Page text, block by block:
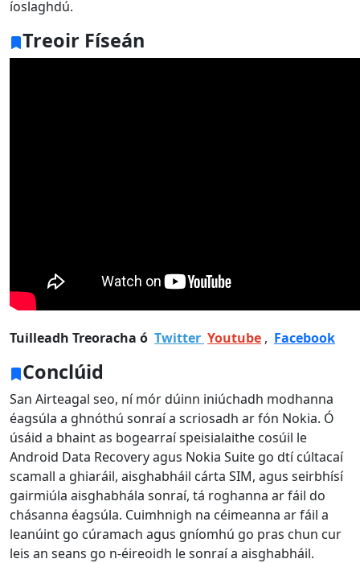
íoslaghdú.
Treoir Físeán
Tuilleadh Treoracha ó Twitter Youtube , Facebook
Conclúid
San Airteagal seo, ní mór dúinn iniúchadh modhanna
éagsúla a ghnóthú sonraí a scriosadh ar fón Nokia. Ó
úsáid a bhaint as bogearraí speisialaithe cosúil le
Android Data Recovery agus Nokia Suite go dtí cúltacaí
scamall a ghiaráil, aisghabháil cárta SIM, agus seirbhísí
gairmiúla aisghabhála sonraí, tá roghanna ar fáil do
chásanna éagsúla. Cuimhnigh na céimeanna ar fáil a
leanúint go cúramach agus gníomhú go pras chun cur
leis an seans go n-éireoidh le sonraí a aisghabháil.